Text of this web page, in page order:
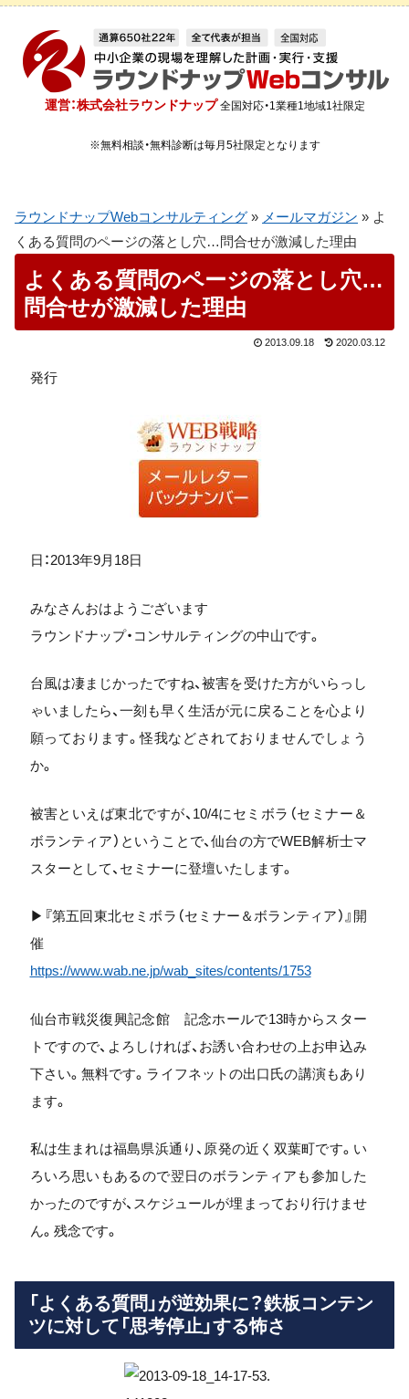
運営：株式会社ラウンドナップ 全国対応・1業種1地域1社限定
※無料相談・無料診断は毎月5社限定となります
ラウンドナップWebコンサルティング » メールマガジン » よ
くある質問のページの落とし穴…問合せが激減した理由
よくある質問のページの落とし穴…
問合せが激減した理由
2013.09.18 2020.03.12
発行
日：2013年9月18日
みなさんおはようございます
ラウンドナップ・コンサルティングの中山です。
台風は凄まじかったですね、被害を受けた方がいらっし
ゃいましたら、一刻も早く生活が元に戻ることを心より
願っております。怪我などされておりませんでしょう
か。
被害といえば東北ですが、10/4にセミボラ（セミナー＆
ボランティア）ということで、仙台の方でWEB解析士マ
スターとして、セミナーに登壇いたします。
▶『第五回東北セミボラ（セミナー＆ボランティア）』開
催
https://www.wab.ne.jp/wab_sites/contents/1753
仙台市戦災復興記念館 記念ホールで13時からスター
トですので、よろしければ、お誘い合わせの上お申込み
下さい。無料です。ライフネットの出口氏の講演もあり
ます。
私は生まれは福島県浜通り、原発の近く双葉町です。い
ろいろ思いもあるので翌日のボランティアも参加した
かったのですが、スケジュールが埋まっており行けませ
ん。残念です。
「よくある質問」が逆効果に？鉄板コンテン
ツに対して「思考停止」する怖さ